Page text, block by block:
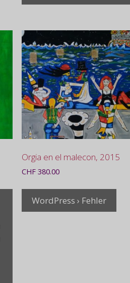
Orgia en el malecon, 2015
CHF380.00
WordPress › Fehler